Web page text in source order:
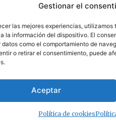
Gestionar el
las mejores experiencias,
la información del dispositivo. El
datos como el comportamiento de
o retirar el consentimiento, puede
Aceptar
Política de cookies